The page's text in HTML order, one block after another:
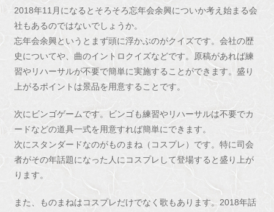
2018年11月になるとそろそろ忘年会余興についか考え始まる会
社もあるのではないでしょうか。
忘年会余興というとまず頭に浮かぶのがクイズです。会社の歴
史についてや、曲のイントロクイズなどです。原稿があれば練
習やリハーサルが不要で簡単に実施することができます。盛り
上がるポイントは景品を用意することです。
次にビンゴゲームです。ビンゴも練習やリハーサルは不要でカ
ードなどの道具一式を用意すれば簡単にできます。
次にスタンダードなのがものまね（コスプレ）です。特に司会
者がその年話題になった人にコスプレして登場すると盛り上が
ります。
また、ものまねはコスプレだけでなく歌もあります。2018年話